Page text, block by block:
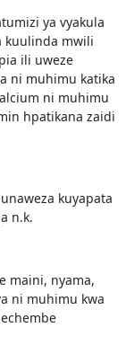
ya vyakula
kuulinda mwili
ili uweze
ni muhimu katika
ni muhimu
hpatikana zaidi
kuyapata
n.k.
maini, nyama,
ni muhimu kwa